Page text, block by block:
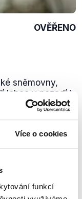
Více o cookies
funkcí
OVĚŘENO
sněmovny,
lehce v pozadí i
Totiž volby